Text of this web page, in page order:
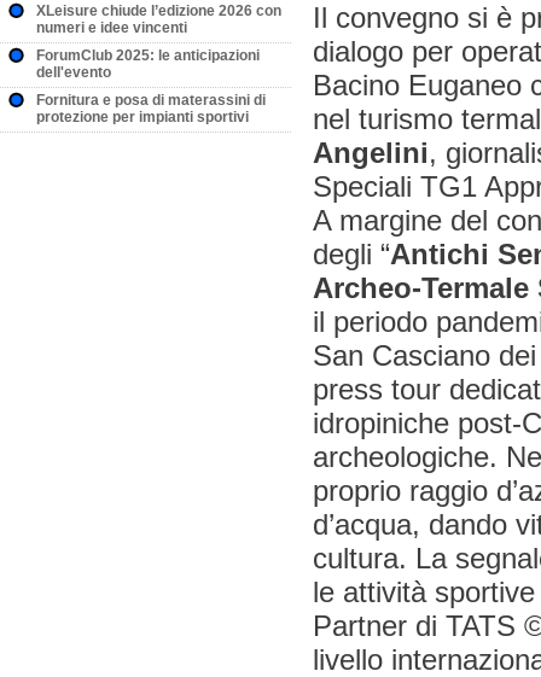
XLeisure chiude l’edizione 2026 con
numeri e idee vincenti
ForumClub 2025: le anticipazioni
dell'evento
Fornitura e posa di materassini di
protezione per impianti sportivi
Il convegno si è
dialogo per
Bacino Euganeo
nel turismo
Angelini,
Speciali TG1
A margine del
degli “Antichi
Archeo-
il periodo
San Casciano
press tour
idropiniche post-
archeologiche.
proprio raggio
d’acqua, dando
cultura. La
le attività
Partner di TATS
livello